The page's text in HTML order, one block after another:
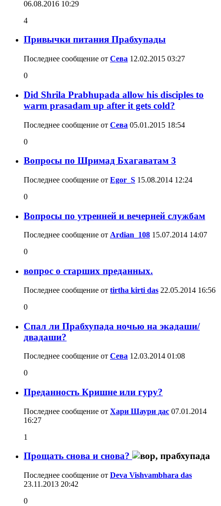
06.08.2016 10:29
4
Привычки питания Прабхупады
Последнее сообщение от Сева 12.02.2015 03:27
0
Did Shrila Prabhupada allow his disciples to
warm prasadam up after it gets cold?
Последнее сообщение от Сева 05.01.2015 18:54
0
Вопросы по Шримад Бхагаватам 3
Последнее сообщение от Egor_S 15.08.2014 12:24
0
Вопросы по утренней и вечерней службам
Последнее сообщение от Ardian_108 15.07.2014 14:07
0
вопрос о старших преданных.
Последнее сообщение от tirtha kirti das 22.05.2014 16:56
0
Спал ли Прабхупада ночью на экадаши/
двадаши?
Последнее сообщение от Сева 12.03.2014 01:08
0
Преданность Кришне или гуру?
Последнее сообщение от Хари Шаури дас 07.01.2014
16:27
1
Прощать снова и снова?
Последнее сообщение от Deva Vishvambhara das
23.11.2013 20:42
0